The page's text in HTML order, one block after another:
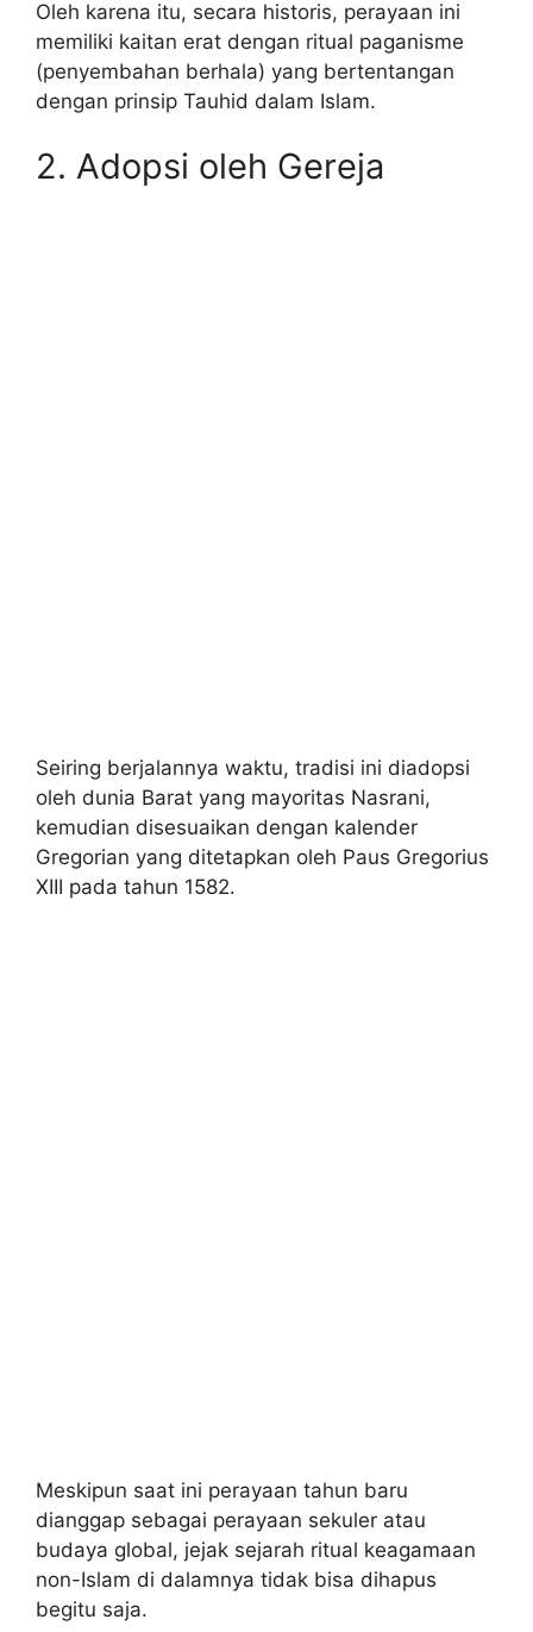
Oleh karena itu, secara historis, perayaan ini
memiliki kaitan erat dengan ritual paganisme
(penyembahan berhala) yang bertentangan
dengan prinsip Tauhid dalam Islam.
2. Adopsi oleh Gereja
Seiring berjalannya waktu, tradisi ini diadopsi
oleh dunia Barat yang mayoritas Nasrani,
kemudian disesuaikan dengan kalender
Gregorian yang ditetapkan oleh Paus Gregorius
XIII pada tahun 1582.
Meskipun saat ini perayaan tahun baru
dianggap sebagai perayaan sekuler atau
budaya global, jejak sejarah ritual keagamaan
non-Islam di dalamnya tidak bisa dihapus
begitu saja.